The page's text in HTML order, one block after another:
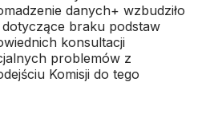
danych+ wzbudziło
braku podstaw
konsultacji
problemów z
Komisji do tego